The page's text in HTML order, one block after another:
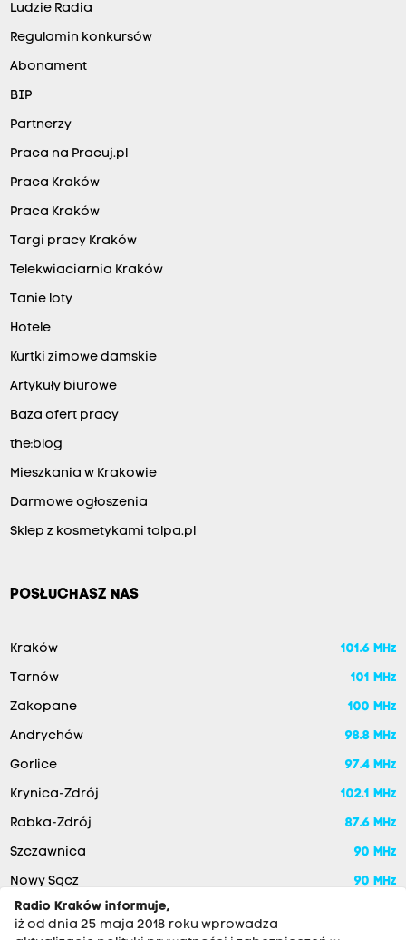
Ludzie Radia
Regulamin konkursów
Abonament
BIP
Partnerzy
Praca na Pracuj.pl
Praca Kraków
Praca Kraków
Targi pracy Kraków
Telekwiaciarnia Kraków
Tanie loty
Hotele
Kurtki zimowe damskie
Artykuły biurowe
Baza ofert pracy
the:blog
Mieszkania w Krakowie
Darmowe ogłoszenia
Sklep z kosmetykami tolpa.pl
POSŁUCHASZ NAS
Kraków 101.6 MHz
Tarnów 101 MHz
Zakopane 100 MHz
Andrychów 98.8 MHz
Gorlice 97.4 MHz
Krynica-Zdrój 102.1 MHz
Rabka-Zdrój 87.6 MHz
Szczawnica 90 MHz
Nowy Sącz
90 MHz
Radio Kraków informuje,
iż od dnia 25 maja 2018 roku wprowadza